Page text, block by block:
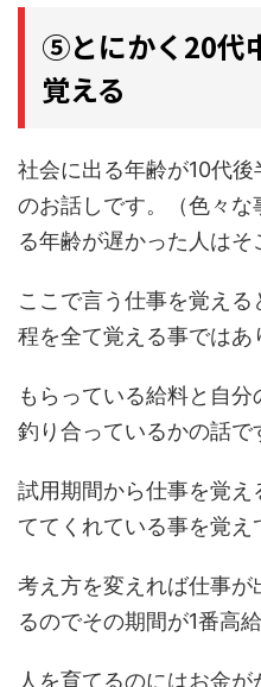
⑤とにかく20代
覚える
社会に出る年齢が10代
のお話しです。（色々
る年齢が遅かった人はそ
ここで言う仕事を覚え
程を全て覚える事ではあ
もらっている給料と自
釣り合っているかの話で
試用期間から仕事を覚
ててくれている事を覚え
考え方を変えれば仕事が
るのでその期間が1番高
人を育てるのにはお金が